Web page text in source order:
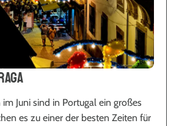
Juni sind in Portugal ein großes
es zu einer der besten Zeiten für